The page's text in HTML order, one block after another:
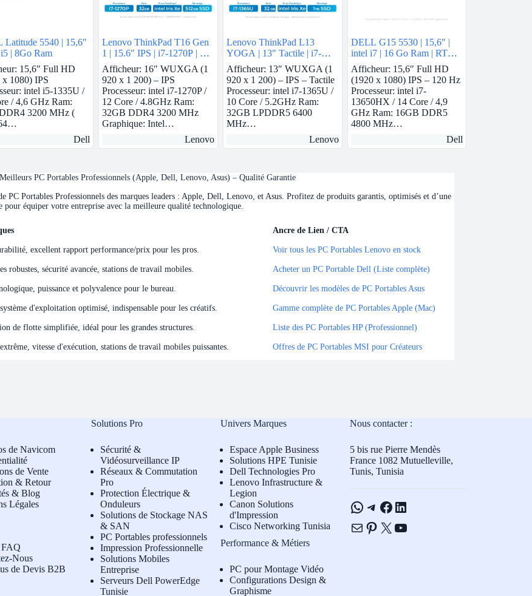
Latitude 5540 | 15,6″
| 8Go Ram
15,6″ Full HD
x 1080) IPS
intel i5-1335U /
/ 4,6 GHz Ram:
3200 MHz (
Dell
Lenovo ThinkPad T16 Gen
1 | 15.6″ IPS | i7-1270P | 32
GB Ram | intel Iris Xe | 512
GB SSD
Afficheur: 16″ WUXGA (1
920 x 1 200) – IPS
Processeur: intel i7-1270P /
12 Core / 4.8GHz Ram:
32GB DDR4 3200 MHz
Graphique: Intel…
Lenovo
Lenovo ThinkPad L13
YOGA | 13″ Tactile | i7-
1365U vPro | 32 GB Ram |
intel Iris Xe | 1 TB SSD
Afficheur: 13″ WUXGA (1
920 x 1 200) – IPS – Tactile
Processeur: intel i7-1365U /
10 Core / 5.2GHz Ram:
32GB LPDDR5 6400
MHz…
Lenovo
DELL G15 5530 | 15,6″ |
intel i7 | 16 Go Ram | RTX
3050
Afficheur: 15,6″ Full HD
(1920 x 1080) IPS – 120 Hz
Processeur: intel i7-
13650HX / 14 Core / 4,9
GHz Ram: 16GB DDR5
4800 MHz…
Dell
PC Portables Professionnels (Apple, Dell, Lenovo, Asus) – Qualité Garantie
Portables Professionnels des marques leaders : Apple, Dell, Lenovo, et Asus. Profitez de produits garantis, optimisés et d’une
pour équiper votre entreprise avec la meilleure qualité technologique.
Ancre de Lien / CTA
Ancre de Lien / CTA
excellent rapport performance/prix pour les pros. Voir tous les PC Portables Lenovo en stock
robustes, sécurité avancée, stations de travail mobiles. Acheter un PC Portable Dell (Liste complète)
puissance et polyvalence pour le bureau. Découvrir les modèles de PC Portables Asus
d'exploitation optimisé, indispensable pour les créatifs. Gamme complète de PC Portables Apple (Mac)
de flotte simplifiée, idéal pour les grandes structures. Liste des PC Portables HP (Professionnel)
vitesse d'exécution, stations de travail mobiles puissantes. Offres de PC Portables MSI pour Créateurs
de Navicom
de Vente
& Retour
& Blog
Légales
Nous
de Devis B2B
Solutions Pro
Sécurité &
Vidéosurveillance IP
Réseaux & Commutation
Pro
Protection Électrique &
Onduleurs
Solutions de Stockage NAS
& SAN
PC Portables professionnels
Impression Professionnelle
Solutions Mobiles
Entreprise
Serveurs Dell PowerEdge
Tunisie
Univers Marques
Espace Apple Business
Solutions HPE Tunisie
Dell Technologies Pro
Lenovo Infrastructure &
Legion
Canon Solutions
d'Impression
Cisco Networking Tunisia
Performance & Métiers
PC pour Montage Vidéo
Configurations Design &
Graphisme
Nous contacter :
5 bis rue Pierre Mendès
France 1082 Mutuelleville,
Tunis, Tunisia
WhatsApp
Telegram
Facebook
LinkedIn
E-mailPinterest
X YouTube